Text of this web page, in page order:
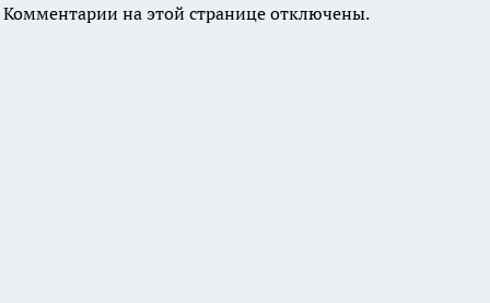
Комментарии на этой странице отключены.